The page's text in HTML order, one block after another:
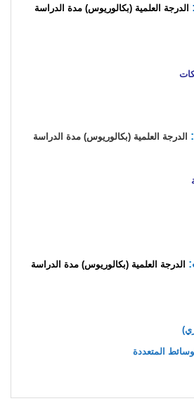
الدرجة العلمية (بكالوريوس) مدة الدراسة
: الدرجة العلمية (بكالوريوس) مدة الدراسة
: الدرجة العلمية (بكالوريوس) مدة الدراسة
المتعددة